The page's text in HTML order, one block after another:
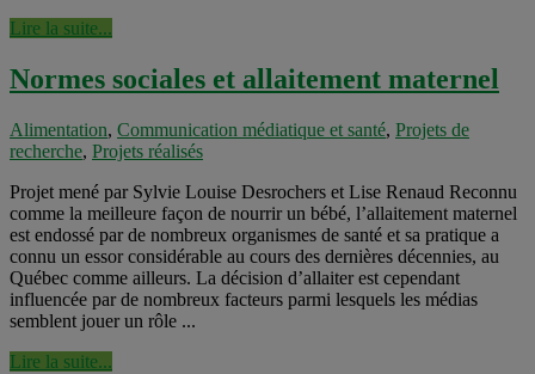
Lire la suite...
Normes sociales et allaitement maternel
Alimentation, Communication médiatique et santé, Projets de
recherche, Projets réalisés
Projet mené par Sylvie Louise Desrochers et Lise Renaud Reconnu
comme la meilleure façon de nourrir un bébé, l’allaitement maternel
est endossé par de nombreux organismes de santé et sa pratique a
connu un essor considérable au cours des dernières décennies, au
Québec comme ailleurs. La décision d’allaiter est cependant
influencée par de nombreux facteurs parmi lesquels les médias
semblent jouer un rôle ...
Lire la suite...